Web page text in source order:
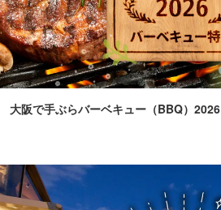
大阪で手ぶらバーベキュー（BBQ）2026